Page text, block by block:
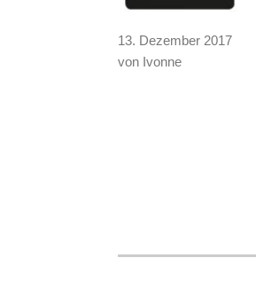
13. Dezember 2017
von Ivonne